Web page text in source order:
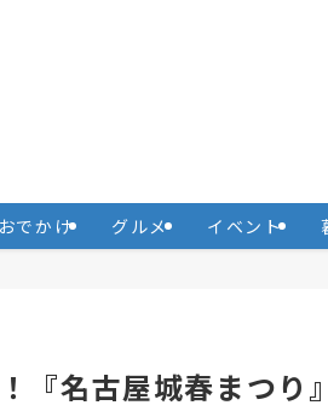
おでかけ グルメ イベント
『名古屋城春まつり